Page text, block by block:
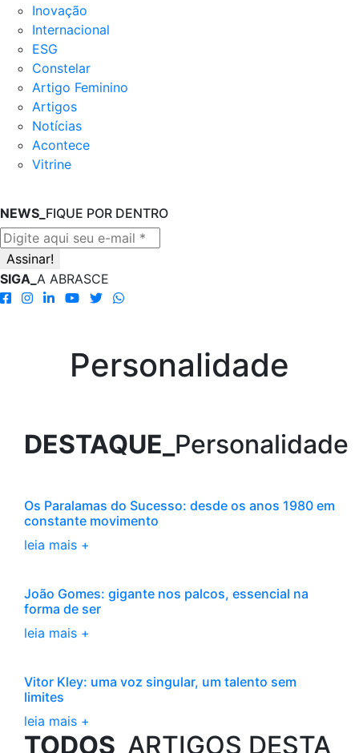
Inovação
Internacional
ESG
Constelar
Artigo Feminino
Artigos
Notícias
Acontece
Vitrine
NEWS_ FIQUE POR DENTRO
SIGA_ A ABRASCE
Personalidade
DESTAQUE_ Personalidade
Os Paralamas do Sucesso: desde os anos 1980 em
constante movimento
leia mais +
João Gomes: gigante nos palcos, essencial na
forma de ser
leia mais +
Vitor Kley: uma voz singular, um talento sem
limites
leia mais +
TODOS_ ARTIGOS DESTA